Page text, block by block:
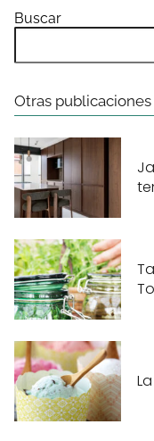
Buscar
Otras publicaciones